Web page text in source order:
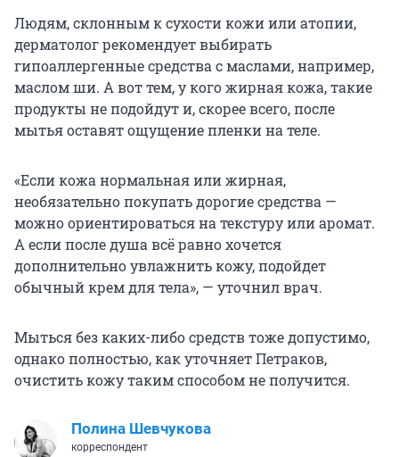
Людям, склонным к сухости кожи или атопии,
дерматолог рекомендует выбирать
гипоаллергенные средства с маслами, например,
маслом ши. А вот тем, у кого жирная кожа, такие
продукты не подойдут и, скорее всего, после
мытья оставят ощущение пленки на теле.
«Если кожа нормальная или жирная,
необязательно покупать дорогие средства —
можно ориентироваться на текстуру или аромат.
А если после душа всё равно хочется
дополнительно увлажнить кожу, подойдет
обычный крем для тела», — уточнил врач.
Мыться без каких-либо средств тоже допустимо,
однако полностью, как уточняет Петраков,
очистить кожу таким способом не получится.
Полина Шевчукова
корреспондент